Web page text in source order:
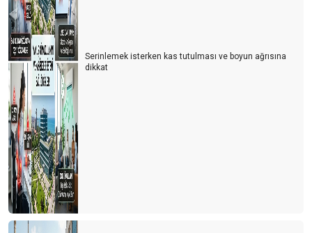
Serinlemek isterken kas tutulması ve boyun ağrısına
dikkat